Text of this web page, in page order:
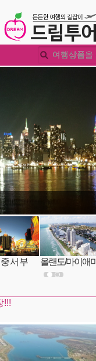
서부 올랜도/마이애미
!!!